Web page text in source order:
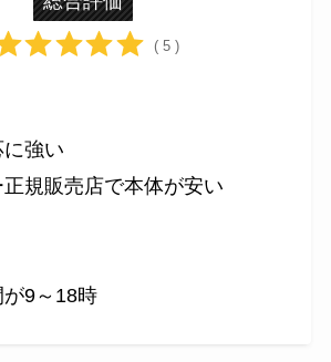
( 5 )
強い
正規販売店で本体が安い
9～18時